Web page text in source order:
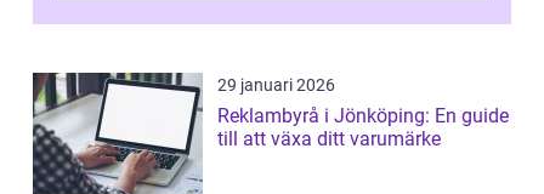
29 januari 2026
Reklambyrå i Jönköping: En guide
till att växa ditt varumärke